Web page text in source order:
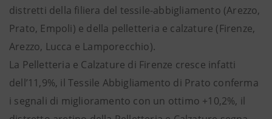
distretti della filiera del tessile-abbigliamento (Arezzo,
Prato, Empoli) e della pelletteria e calzature (Firenze,
Arezzo, Lucca e Lamporecchio).
La Pelletteria e Calzature di Firenze cresce infatti
dell’11,9%, il Tessile Abbigliamento di Prato conferma
i segnali di miglioramento con un ottimo +10,2%, il